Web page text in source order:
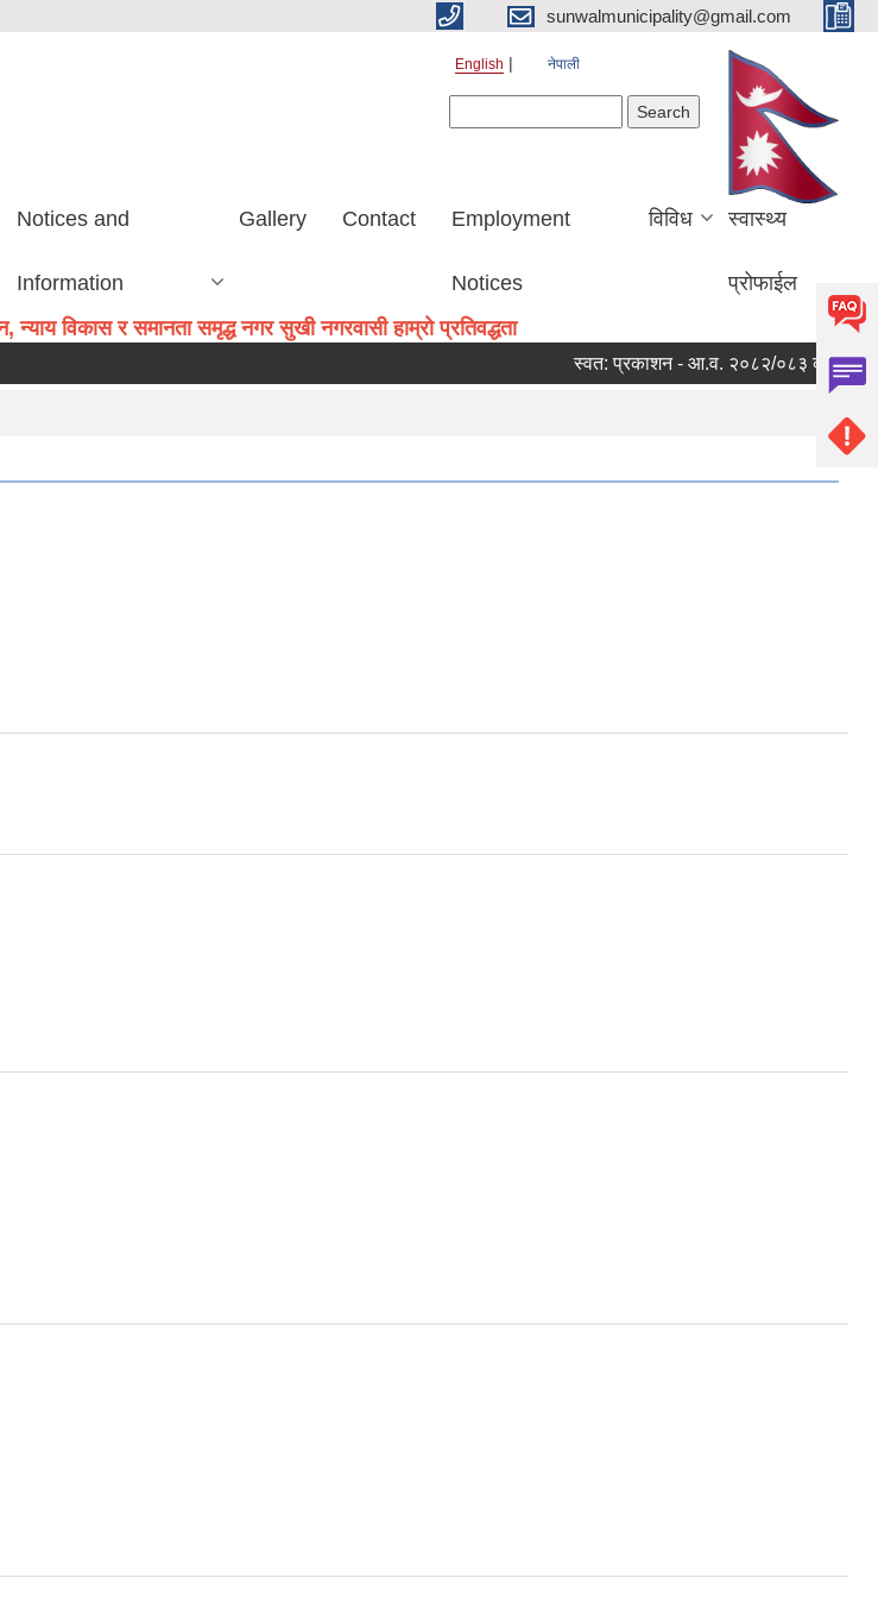
sunwalmunicipality@gmail.com
English नेपाली
Notices and
Information
Gallery Contact Employment
Notices
विविध स्वास्थ्य
प्रोफाईल
न्याय विकास र समानता समृद्ध नगर सुखी नगरवासी हाम्रो प्रतिवद्धता
स्वत: प्रकाशन - आ.व. २०८२/०८३ को चौथो